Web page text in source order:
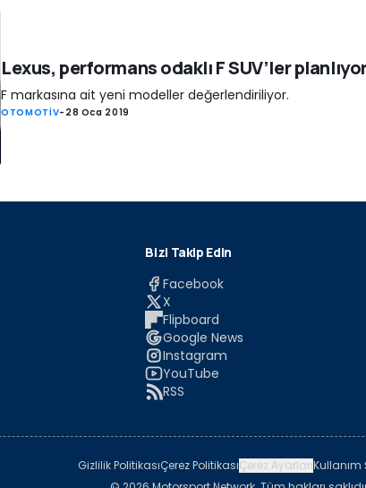
Lexus, performans odaklı F SUV’ler
F markasına ait yeni modeller değerlendiriliyor.
OTOMOTİV- 28 Oca 2019
Bizi Takip Edin
Facebook
X
Flipboard
Google News
Instagram
YouTube
RSS
Gizlilik PolitikasıÇerez PolitikasıÇerez AyarlarıKullanım